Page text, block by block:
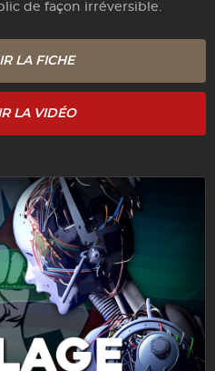
de façon irréversible.
LA FICHE
LA VIDÉO